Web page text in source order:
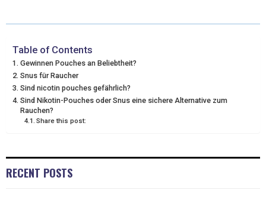
T
T
E
R
)
O
K
R D
Table of Contents
Gewinnen Pouches an Beliebtheit?
Snus für Raucher
Sind nicotin pouches gefährlich?
Sind Nikotin-Pouches oder Snus eine sichere Alternative zum
Rauchen?
Share this post:
RECENT POSTS